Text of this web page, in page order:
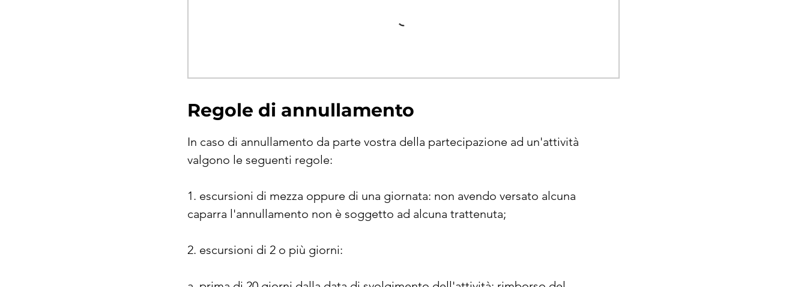
Regole di annullamento
In caso di annullamento da parte vostra della partecipazione ad un'attività
valgono le seguenti regole:
1. escursioni di mezza oppure di una giornata: non avendo versato alcuna
caparra l'annullamento non è soggetto ad alcuna trattenuta;
2. escursioni di 2 o più giorni: